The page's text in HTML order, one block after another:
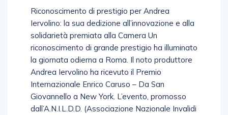
Riconoscimento di prestigio per Andrea
Iervolino: la sua dedizione all’innovazione e alla
solidarietà premiata alla Camera Un
riconoscimento di grande prestigio ha illuminato
la giornata odierna a Roma. Il noto produttore
Andrea Iervolino ha ricevuto il Premio
Internazionale Enrico Caruso – Da San
Giovannello a New York. L’evento, promosso
dall’A.N.I.L.D.D. (Associazione Nazionale Invalidi